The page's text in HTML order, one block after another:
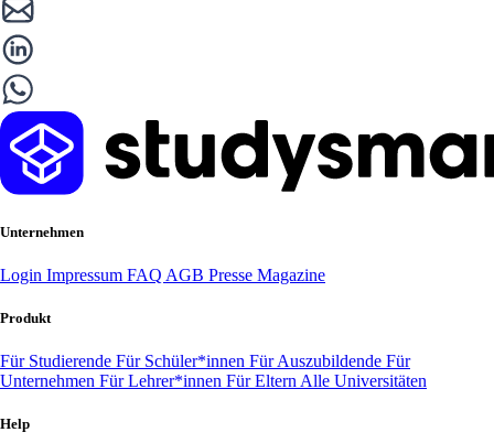
Unternehmen
Login Impressum FAQ AGB Presse Magazine
Produkt
Für Studierende Für Schüler*innen Für Auszubildende Für
Unternehmen Für Lehrer*innen Für Eltern Alle Universitäten
Help